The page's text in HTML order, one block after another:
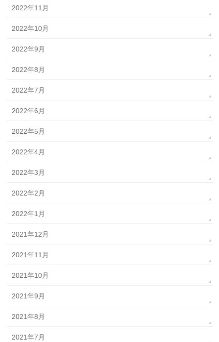
2022年11月
2022年10月
2022年9月
2022年8月
2022年7月
2022年6月
2022年5月
2022年4月
2022年3月
2022年2月
2022年1月
2021年12月
2021年11月
2021年10月
2021年9月
2021年8月
2021年7月